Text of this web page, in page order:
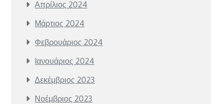
Απρίλιος 2024
Μάρτιος 2024
Φεβρουάριος 2024
Ιανουάριος 2024
Δεκέμβριος 2023
Νοέμβριος 2023